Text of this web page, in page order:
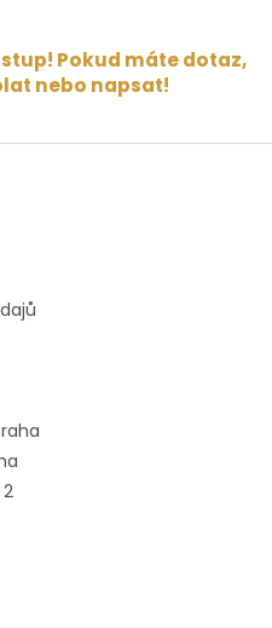
Pokud máte dotaz,
nebo napsat!